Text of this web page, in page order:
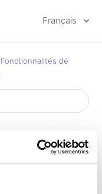
Français
Fonctionnalités de